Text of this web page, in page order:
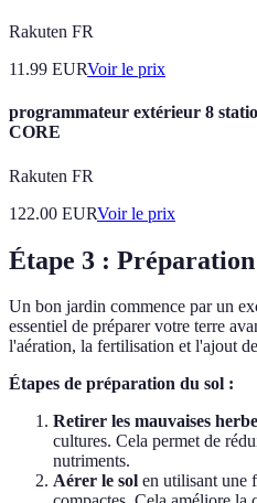
Rakuten FR
11.99 EURVoir le prix
programmateur extérieur 8
CORE
Rakuten FR
122.00 EURVoir le prix
Étape 3 : Préparation
Un bon jardin commence par un
essentiel de préparer votre terre
l'aération, la fertilisation et l'ajout
Étapes de préparation du sol :
Retirer les mauvaises
cultures. Cela permet de
nutriments.
Aérer le sol en utilisant une